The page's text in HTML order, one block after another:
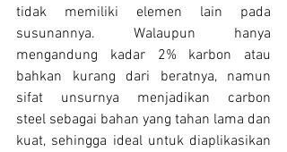
tidak memiliki elemen lain pada
susunannya. Walaupun hanya
mengandung kadar 2% karbon atau
bahkan kurang dari beratnya, namun
sifat unsurnya menjadikan carbon
steel sebagai bahan yang tahan lama dan
kuat, sehingga ideal untuk diaplikasikan